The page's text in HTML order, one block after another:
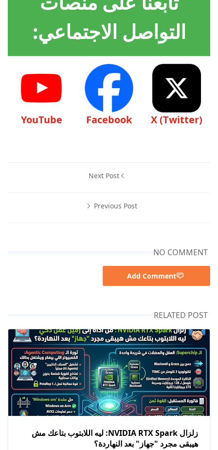
التواصل الاجتماعي:
X (Twitter)
Facebook
YouTube
Next Post
Previous Post
NO COMMENT
Add Comment
RELATED POST
زلزال NVIDIA RTX Spark: ليه اللابتوب بتاعك مش
هيبقى مجرد "جهاز" بعد النهاردة؟